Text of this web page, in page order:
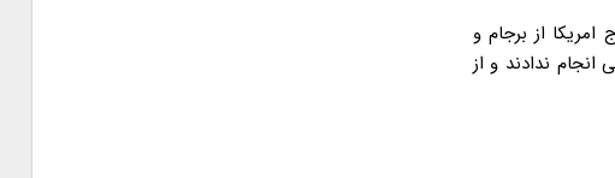
از برجام و
انجام ندادند و از